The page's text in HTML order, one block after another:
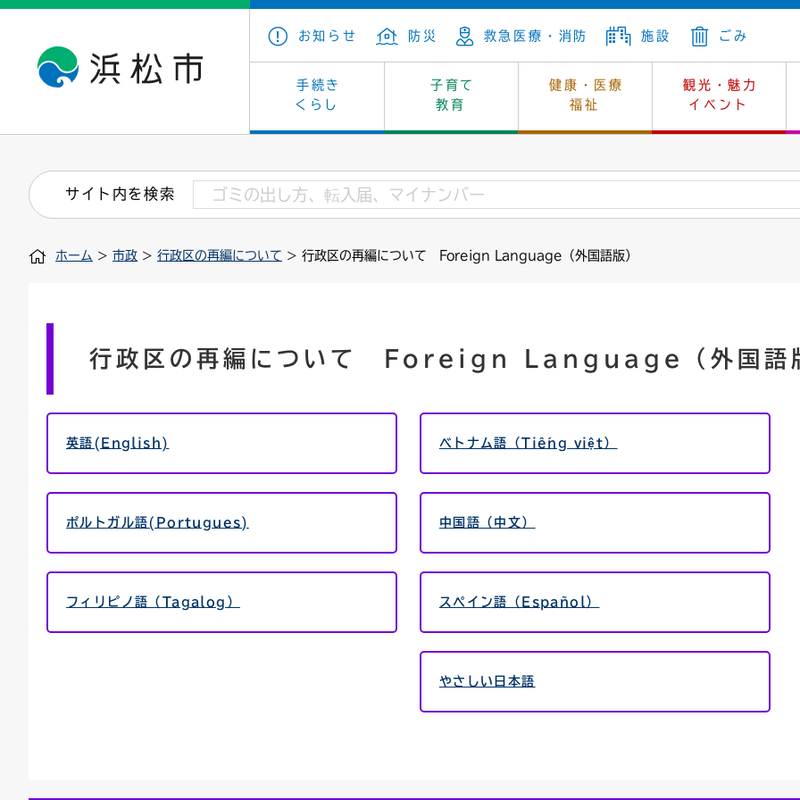
お知らせ 防災 救急医療・消防 施設 ごみ
手続き
くらし
子育て
教育
健康・医療
福祉
観光・魅力
イベント
戸籍・住民の手続き 保険・年金 上下水道
住まい・建築 墓地・斎場 消費生活
税金 法人税 環境
子育て・青少年・若者 教育 生涯学習
看護専門学校 学級閉鎖 幼稚園一覧
小学校一覧 中学校一覧
健康・医療 福祉 休日当番医
介護保険 保健所
文化・芸術 文化財 レジャー・スポーツ
浜松・浜名湖だいすきネット はじめよう、ハマライフ
産業振興 カーボンニュートラル 土地
発注情報(入札・契約) 福祉・介護 環境対策
募集 雇用・就労 企業立地
市の概要 庁舎案内 市長の部屋
外郭団体 統計 選挙
職員採用 市有財産 例規・公示
サイト内を検索
ホーム > 市政 > 行政区の再編について > 行政区の再編について Foreign Language（外国語版）
行政区の再編について Foreign Language（外国語
英語(English)
ポルトガル語(Portugues)
フィリピノ語（Tagalog）
ベトナム語（Tiếng việt）
中国語（中文）
スペイン語（Español）
やさしい日本語